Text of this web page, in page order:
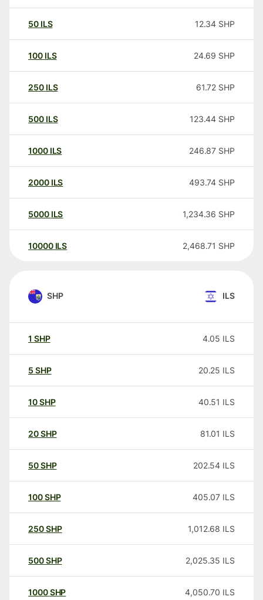
50 ILS 12.34 SHP
100 ILS 24.69 SHP
250 ILS 61.72 SHP
500 ILS 123.44 SHP
1000 ILS 246.87 SHP
2000 ILS 493.74 SHP
5000 ILS 1,234.36 SHP
10000 ILS 2,468.71 SHP
SHP ILS
1 SHP 4.05 ILS
5 SHP 20.25 ILS
10SHP 40.51 ILS
20SHP 81.01 ILS
50SHP 202.54 ILS
100SHP 405.07 ILS
250SHP 1,012.68 ILS
500SHP 2,025.35 ILS
1000SHP 4,050.70 ILS